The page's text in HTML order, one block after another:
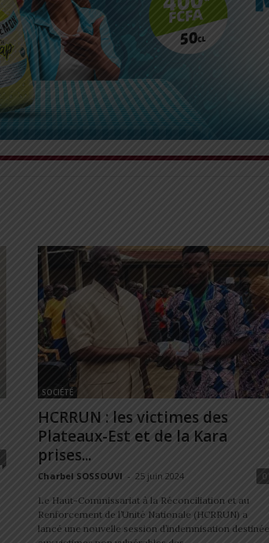
SOCIÉTÉ
HCRRUN : les victimes des
Plateaux-Est et de la Kara
prises...
Charbel SOSSOUVI - 25 juin 2024 0
Le Haut-Commissariat à la Réconciliation et au
Renforcement de l’Unité Nationale (HCRRUN) a
lancé une nouvelle session d’indemnisation destinée